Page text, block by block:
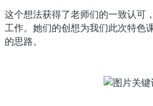
这个想法获得了老师们的一致认可
工作。她们的创想为我们此次特色
的思路。